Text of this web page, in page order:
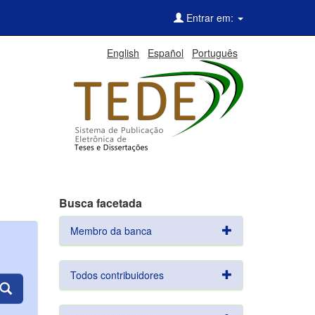
Entrar em:
English Español Português
Busca facetada
Membro da banca
Todos contribuidores